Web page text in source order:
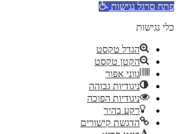
פתח סרגל נגישות
כלי נגישות
הגדל טקסט
הקטן טקסט
גווני אפור
ניגודיות גבוהה
ניגודיות הפוכה
רקע בהיר
הדגשת קישורים